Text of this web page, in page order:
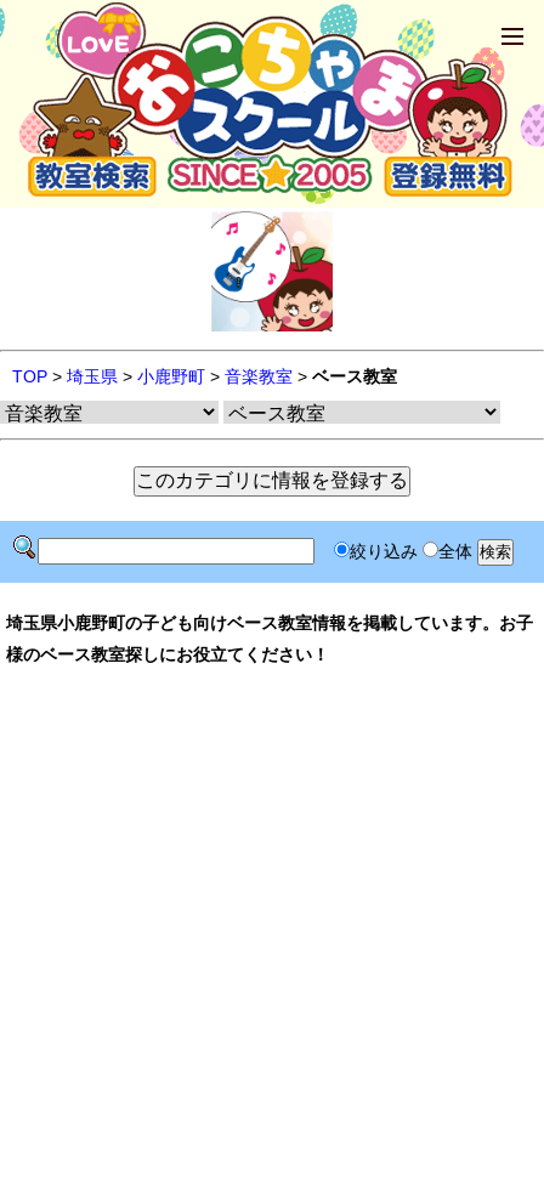
TOP > 埼玉県 > 小鹿野町 > 音楽教室 > ベース教室
絞り込み 全体
埼玉県小鹿野町の子ども向けベース教室情報を掲載しています。お子
様のベース教室探しにお役立てください！